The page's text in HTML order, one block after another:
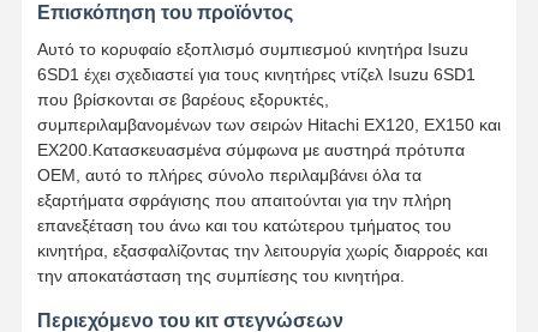
Επισκόπηση του προϊόντος
Αυτό το κορυφαίο εξοπλισμό συμπιεσμού κινητήρα Isuzu
6SD1 έχει σχεδιαστεί για τους κινητήρες ντίζελ Isuzu 6SD1
που βρίσκονται σε βαρέους εξορυκτές,
συμπεριλαμβανομένων των σειρών Hitachi EX120, EX150 και
EX200.Κατασκευασμένα σύμφωνα με αυστηρά πρότυπα
OEM, αυτό το πλήρες σύνολο περιλαμβάνει όλα τα
εξαρτήματα σφράγισης που απαιτούνται για την πλήρη
επανεξέταση του άνω και του κατώτερου τμήματος του
κινητήρα, εξασφαλίζοντας την λειτουργία χωρίς διαρροές και
την αποκατάσταση της συμπίεσης του κινητήρα.
Περιεχόμενο του κιτ στεγνώσεων